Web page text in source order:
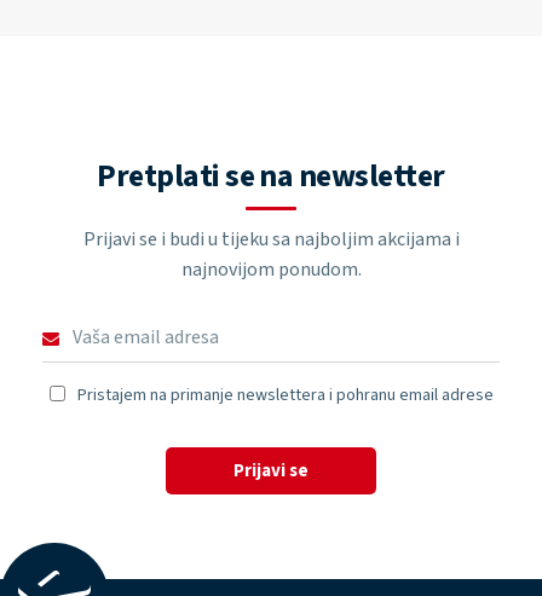
Pretplati se na newsletter
Prijavi se i budi u tijeku sa najboljim akcijama i
najnovijom ponudom.
Pristajem na primanje newslettera i pohranu email adrese
Prijavi se